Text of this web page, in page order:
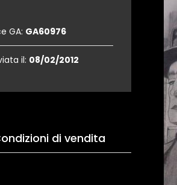
GA: GA60976
il: 08/02/2012
di vendita